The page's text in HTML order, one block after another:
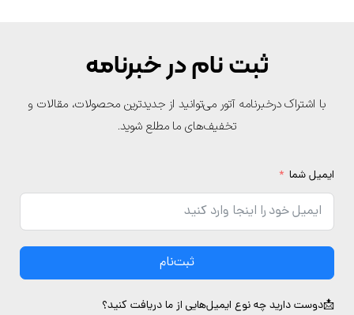
ثبت نام در خبرنامه
با اشتراک درخبرنامه آتور می‌توانید از جدیدترین محصولات، مقالات و
تخفیف‌های ما مطلع شوید.
شما
ثبت‌نام
دارید چه نوع ایمیل‌هایی از ما دریافت کنید؟